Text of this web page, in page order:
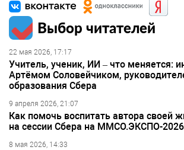
Выбор читателей
22 мая 2026, 17:17
Учитель, ученик, ИИ – что меняется:
Артёмом Соловейчиком,
образования Сбера
9 апреля 2026, 21:07
Как помочь воспитать автора своей
на сессии Сбера на ММСО.ЭКСПО-2026
8 мая 2026, 14:33